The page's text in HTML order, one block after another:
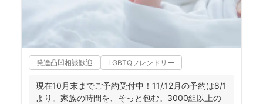
発達凸凹相談歓迎 LGBTQフレンドリー
現在10月末までご予約受付中！11/.12月の予約は8/1
より。家族の時間を、そっと包む。3000組以上の